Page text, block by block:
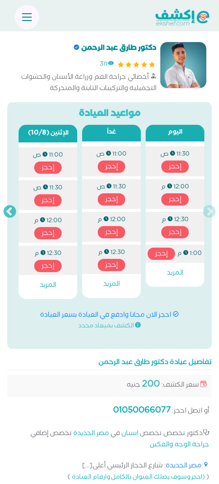
دكتور طارق عبد الرحمن
311
أخصائي جراحة الفم وزراعة الأسنان والحشوات
التجميلية والتركيبات الثابتة والمتحركة
مواعيد العيادة
اليوم
11:30 ص
إحجز
12:00 م
إحجز
12:30 م
إحجز
1:00 م
إحجز
المزيد
غداً
11:00 ص
إحجز
11:30 ص
إحجز
12:00 م
إحجز
12:30 م
إحجز
المزيد
الإثنين(10/8)
11:00 ص
إحجز
11:30 ص
إحجز
12:00 م
إحجز
12:30 م
إحجز
المزيد
احجز الان مجانا وادفع في العيادة بسعر العيادة
الكشف بميعاد محدد
تفاصيل عيادة دكتور طارق عبد الرحمن
سعر الكشف:200جنيه
أو اتصل احجز:01050066077
دكتور تخصص تخصصاسنانفي مصر الجديدة تخصص إضافي
جراحة الوجه والفكين
مصر الجديدة: شارع الحجاز الرئيسي أعلى[...]
((احجز وسوف يصلك العنوان بالكامل وارقام العيادة)